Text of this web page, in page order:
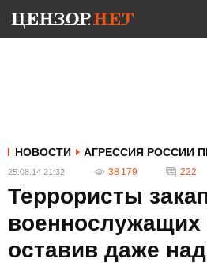
НОВОСТИ АГРЕССИЯ РОССИИ
25.08.14 21:32 38 179 222
Террористы
оставив даже